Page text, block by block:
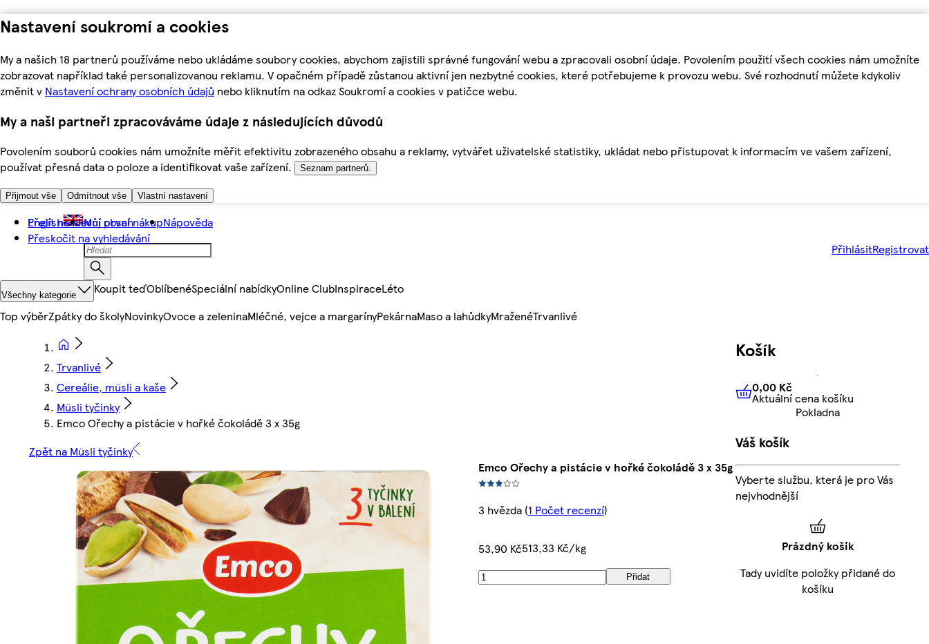
Nastavení soukromí a cookies
My a našich 18 partnerů používáme nebo ukládáme soubory cookies, abychom zajistili správné fungování webu a zpracovali osobní údaje. Povolením použití všech cookies nám umožníte
zobrazovat například také personalizovanou reklamu. V opačném případě zůstanou aktivní jen nezbytné cookies, které potřebujeme k provozu webu. Své rozhodnutí můžete kdykoliv
změnit v Nastavení ochrany osobních údajů nebo kliknutím na odkaz Soukromí a cookies v patičce webu.
My a naši partneři zpracováváme údaje z následujících důvodů
Povolením souborů cookies nám umožníte měřit efektivitu zobrazeného obsahu a reklamy, vytvářet uživatelské statistiky, ukládat nebo přistupovat k informacím ve vašem zařízení,
používat přesná data o poloze a identifikovat vaše zařízení.
Seznam partnerů.
Přijmout vše Odmítnout vše Vlastní nastavení
Přejít na hlavní obsah
Přeskočit na vyhledávání
English Můj první nákupNápověda
PřihlásitRegistrovat
Všechny kategorie Koupit teďOblíbenéSpeciální nabídkyOnline ClubInspiraceLéto
Top výběrZpátky do školyNovinkyOvoce a zeleninaMléčné, vejce a margarínyPekárnaMaso a lahůdkyMraženéTrvanlivé
Trvanlivé
Cereálie, müsli a kaše
Müsli tyčinky
Emco Ořechy a pistácie v hořké čokoládě 3 x 35g
Zpět na Müsli tyčinky
Emco Ořechy a pistácie v hořké čokoládě 3 x 35g
3 hvězda(1 Počet recenzí)
53,90 Kč513,33 Kč/kg
Přidat
Košík
0,00 KčAktuální cena košíku
0,00 Kč
Aktuální cena košíku
Pokladna
Váš košík
Vyberte službu, která je pro Vás
nejvhodnější
Prázdný košík
Tady uvidíte položky přidané do
košíku